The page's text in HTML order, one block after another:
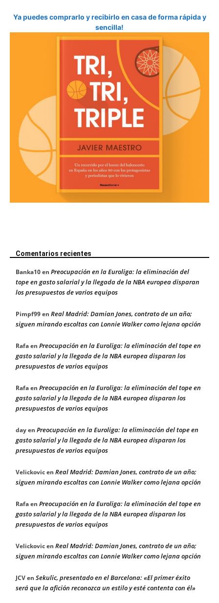
Ya puedes comprarlo y recibirlo en casa de forma rápida y
sencilla!
Comentarios recientes
Banka10en Preocupación en la Euroliga: la eliminación del
tope en gasto salarial y la llegada de la NBA europea disparan
los presupuestos de varios equipos
Pimpf99en Real Madrid: Damian Jones, contrato de un año;
siguen mirando escoltas con Lonnie Walker como lejana opción
Rafaen Preocupación en la Euroliga: la eliminación del tope en
gasto salarial y la llegada de la NBA europea disparan los
presupuestos de varios equipos
Rafaen Preocupación en la Euroliga: la eliminación del tope en
gasto salarial y la llegada de la NBA europea disparan los
presupuestos de varios equipos
dayen Preocupación en la Euroliga: la eliminación del tope en
gasto salarial y la llegada de la NBA europea disparan los
presupuestos de varios equipos
Velickovicen Real Madrid: Damian Jones, contrato de un año;
siguen mirando escoltas con Lonnie Walker como lejana opción
Rafaen Preocupación en la Euroliga: la eliminación del tope en
gasto salarial y la llegada de la NBA europea disparan los
presupuestos de varios equipos
Velickovicen Real Madrid: Damian Jones, contrato de un año;
siguen mirando escoltas con Lonnie Walker como lejana opción
JCVen Sekulic, presentado en el Barcelona: «El primer éxito
será que la afición reconozca un estilo y esté contenta con él»